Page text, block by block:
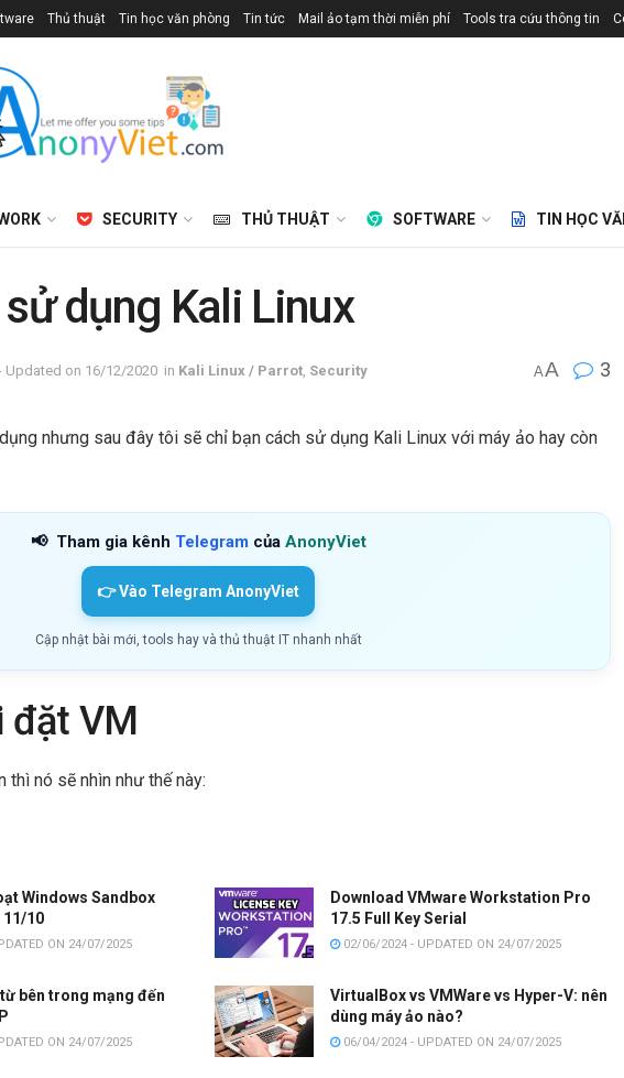
Thủ thuật Tin học văn phòng Tin tức Mail ảo tạm thời miễn phí Tools tra cứu thông tin
SECURITY THỦ THUẬT SOFTWARE TIN HỌC
dụng Kali Linux
Updated on 16/12/2020 in Kali Linux / Parrot Security AA 3
nhưng sau đây tôi sẽ chỉ bạn cách sử dụng Kali Linux với máy ảo hay còn
📢 Tham gia kênh Telegram của AnonyViet
👉 Vào Telegram AnonyViet
Cập nhật bài mới, tools hay và thủ thuật IT nhanh nhất
đặt VM
thì nó sẽ nhìn như thế này:
Windows Sandbox
11/10
ON 24/07/2025
Download VMware Workstation Pro
17.5 Full Key Serial
02/06/2024 - UPDATED ON 24/07/2025
từ bên trong mạng đến
ON 24/07/2025
VirtualBox vs VMWare vs Hyper-V: nên
dùng máy ảo nào?
06/04/2024 - UPDATED ON 24/07/2025